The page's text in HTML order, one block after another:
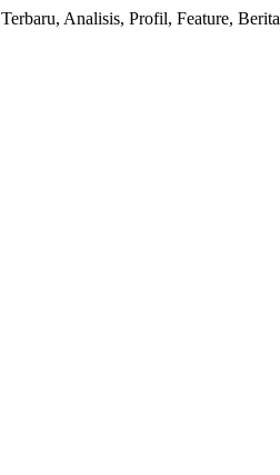
Analisis, Profil, Feature,